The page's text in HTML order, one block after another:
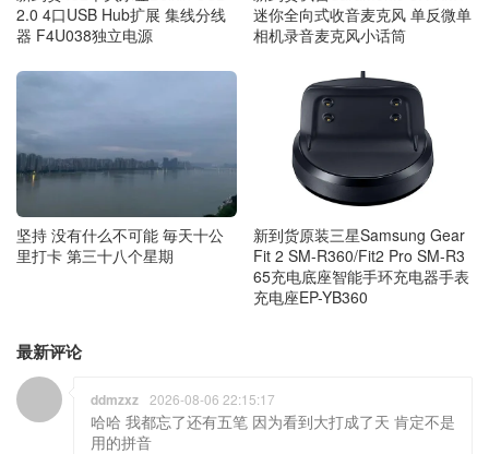
2.0 4口USB Hub扩展 集线分线
器 F4U038独立电源
迷你全向式收音麦克风 单反微单
相机录音麦克风小话筒
坚持 没有什么不可能 毎天十公
里打卡 第三十八个星期
新到货原装三星Samsung Gear
Fit 2 SM-R360/Fit2 Pro SM-R3
65充电底座智能手环充电器手表
充电座EP-YB360
最新评论
ddmzxz 2026-08-06 22:15:17
哈哈 我都忘了还有五笔 因为看到大打成了天 肯定不是
用的拼音